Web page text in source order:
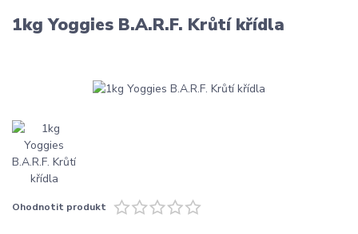
1kg Yoggies B.A.R.F. Krůtí křídla
Ohodnotit produkt